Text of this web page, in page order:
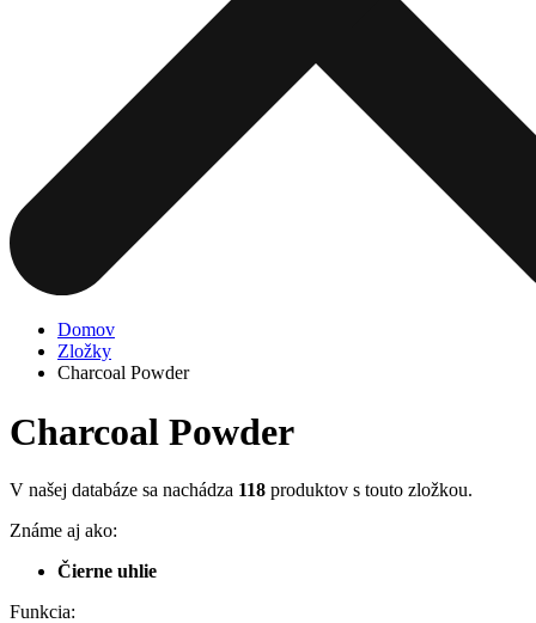
Domov
Zložky
Charcoal Powder
Charcoal Powder
V našej databáze sa nachádza 118 produktov s touto zložkou.
Známe aj ako:
Čierne uhlie
Funkcia: